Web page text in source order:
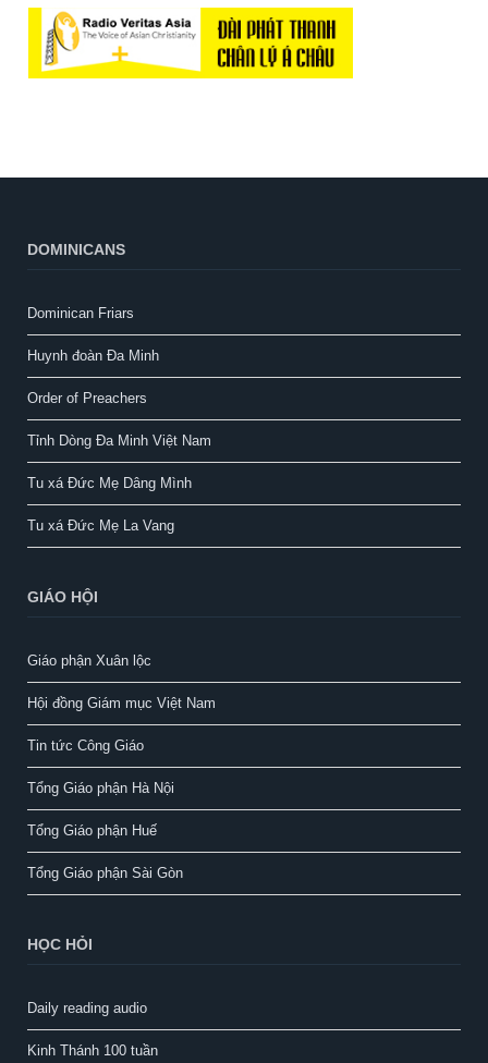
DOMINICANS
Dominican Friars
Huynh đoàn Đa Minh
Order of Preachers
Tỉnh Dòng Đa Minh Việt Nam
Tu xá Đức Mẹ Dâng Mình
Tu xá Đức Mẹ La Vang
GIÁO HỘI
Giáo phận Xuân lộc
Hội đồng Giám mục Việt Nam
Tin tức Công Giáo
Tổng Giáo phận Hà Nội
Tổng Giáo phận Huế
Tổng Giáo phận Sài Gòn
HỌC HỎI
Daily reading audio
Kinh Thánh 100 tuần